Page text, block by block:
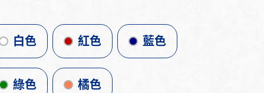
白色 紅色 藍色
綠色 橘色